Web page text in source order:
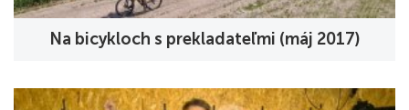
Na bicykloch s prekladateľmi (máj 2017)